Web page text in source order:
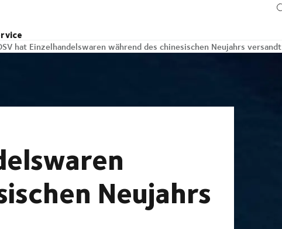
hat Einzelhandelswaren während des chinesischen Neujahrs versandt
Neujahrs